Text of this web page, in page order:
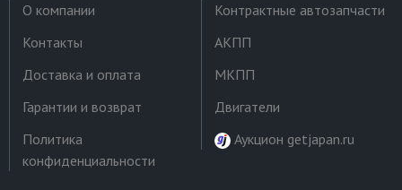
О компании
Контакты
Доставка и оплата
Гарантии и возврат
Политика
конфиденциальности
Контрактные автозапчасти
АКПП
МКПП
Двигатели
Аукцион getjapan.ru